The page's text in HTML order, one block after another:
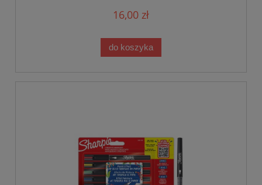
16,00 zł
do koszyka